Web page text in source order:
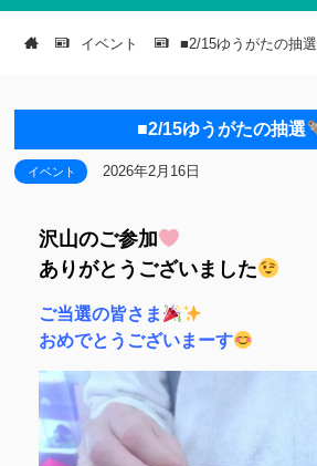
イベント ■2/15ゆうがたの抽選
■2/15ゆうがたの抽選
イベント 2026年2月16日
沢山のご参加
ありがとうございました
ご当選の皆さま
おめでとうございまーす